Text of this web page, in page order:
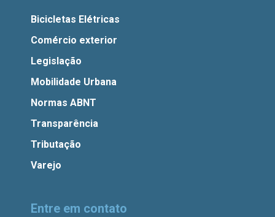
Bicicletas Elétricas
Comércio exterior
Legislação
Mobilidade Urbana
Normas ABNT
Transparência
Tributação
Varejo
Entre em contato